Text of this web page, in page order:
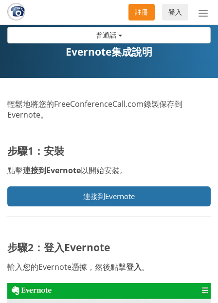
普通話
切
換
登入
註冊
Evernote集成說明
輕鬆地將您的FreeConferenceCall.com錄製保存到
Evernote。
步驟1：安裝
點擊連接到Evernote以開始安裝。
連接到Evernote
步驟2：登入Evernote
輸入您的Evernote憑據，然後點擊登入。